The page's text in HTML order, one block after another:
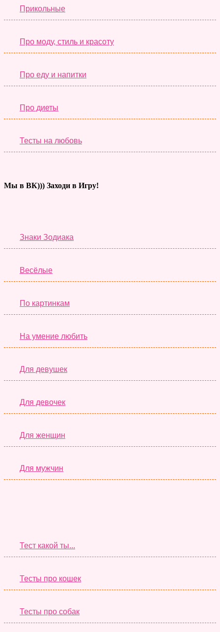
Прикольные
Про моду, стиль и красоту
Про еду и напитки
Про диеты
Тесты на любовь
Мы в ВК))) Заходи в Игру!
Знаки Зодиака
Весёлые
По картинкам
На умение любить
Для девушек
Для девочек
Для женщин
Для мужчин
Тест какой ты...
Тесты про кошек
Тесты про собак